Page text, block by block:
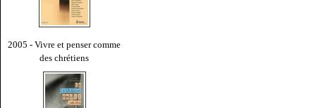
2005 - Vivre et penser comme
des chrétiens